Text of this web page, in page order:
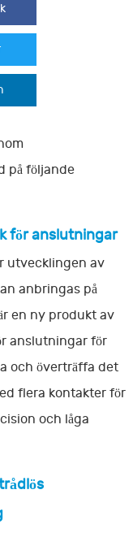
på följande
för anslutningar
utvecklingen av
anbringas på
en ny produkt av
anslutningar för
och överträffa det
flera kontakter för
och låga